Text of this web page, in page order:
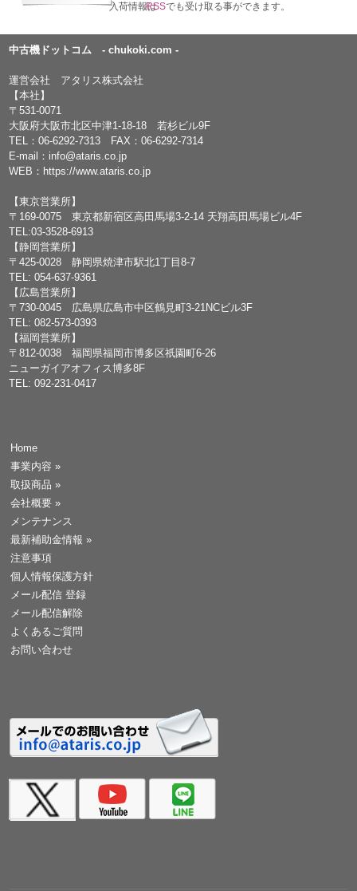
入荷情報はRSSでも受け取る事ができます。
中古機ドットコム - chukoki.com -
運営会社 アタリス株式会社
【本社】
〒531-0071
大阪府大阪市北区中津1-18-18 若杉ビル9F
TEL：06-6292-7313 FAX：06-6292-7314
E-mail： info@ataris.co.jp
WEB： https://www.ataris.co.jp
【東京営業所】
〒169-0075 東京都新宿区高田馬場3-2-14 天翔高田馬場ビル4F
TEL:03-3528-6913
【静岡営業所】
〒425-0028 静岡県焼津市駅北1丁目8-7
TEL: 054-637-9361
【広島営業所】
〒730-0045 広島県広島市中区鶴見町3-21NCビル3F
TEL: 082-573-0393
【福岡営業所】
〒812-0038 福岡県福岡市博多区祇園町6-26
ニューガイアオフィス博多8F
TEL: 092-231-0417
Home
事業内容 »
取扱商品 »
会社概要 »
メンテナンス
最新補助金情報 »
注意事項
個人情報保護方針
メール配信 登録
メール配信解除
よくあるご質問
お問い合わせ